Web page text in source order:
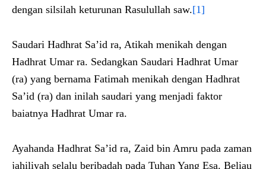
dengan silsilah keturunan Rasulullah saw.[1]
Saudari Hadhrat Sa’id ra, Atikah menikah dengan
Hadhrat Umar ra. Sedangkan Saudari Hadhrat Umar
(ra) yang bernama Fatimah menikah dengan Hadhrat
Sa’id (ra) dan inilah saudari yang menjadi faktor
baiatnya Hadhrat Umar ra.
Ayahanda Hadhrat Sa’id ra, Zaid bin Amru pada zaman
jahiliyah selalu beribadah pada Tuhan Yang Esa. Beliau